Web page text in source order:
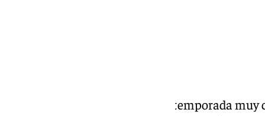
está teniendo una temporada